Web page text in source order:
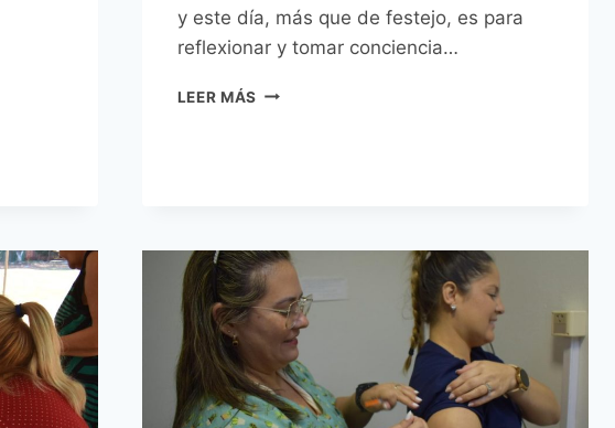
y este día, más que de festejo, es para
reflexionar y tomar conciencia…
LEER MÁS LA
MUNICIPAL
REFUERZAN
SUS
COMPROMISOS
CON
LA
ATENCIÓN
MÉDICA